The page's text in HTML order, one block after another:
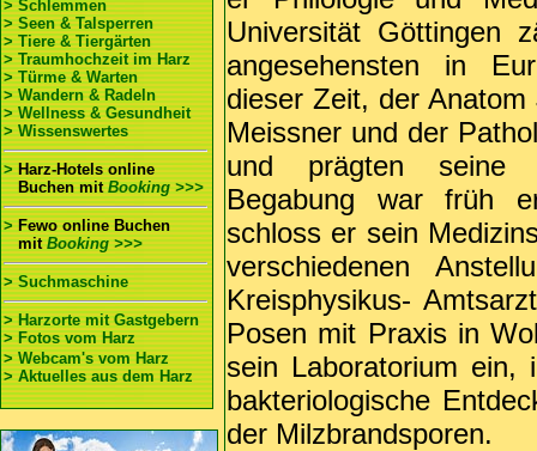
> Schlemmen
> Seen & Talsperren
> Tiere & Tiergärten
> Traumhochzeit im Harz
> Türme & Warten
> Wandern & Radeln
> Wellness & Gesundheit
> Wissenswertes
>Harz-Hotels online
Buchen mit Booking >>>
>Fewo online Buchen
mit Booking >>>
> Suchmaschine
> Harzorte mit Gastgebern
> Fotos vom Harz
> Webcam's vom Harz
> Aktuelles aus dem Harz
Universität Göttingen
angesehensten in
dieser Zeit, der
Meissner und der
und prägten seine
Begabung war früh
schloss er sein
verschiedenen
Kreisphysikus-
Posen mit Praxis in
sein Laboratorium ein,
bakteriologische
der Milzbrandsporen.